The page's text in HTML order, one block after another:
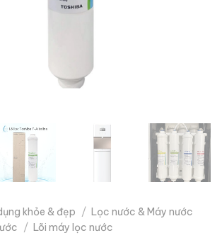
khỏe & đẹp / Lọc nước & Máy nước
/ Lõi máy lọc nước